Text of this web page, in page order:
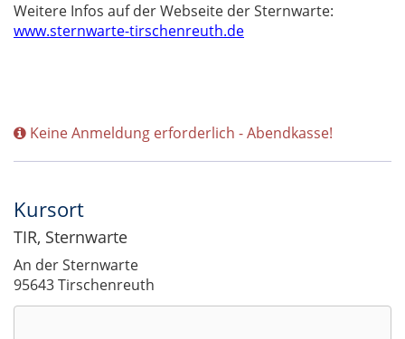
Weitere Infos auf der Webseite der Sternwarte:
www.sternwarte-tirschenreuth.de
Keine Anmeldung erforderlich - Abendkasse!
Kursort
TIR, Sternwarte
An der Sternwarte
95643 Tirschenreuth